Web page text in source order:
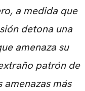
a medida que
detona una
amenaza su
patrón de
amenazas más